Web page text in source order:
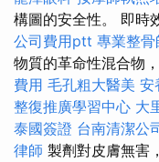
構圖的安全性。 即時
公司費用ptt 專業整骨
物質的革命性混合物
費用 毛孔粗大醫美 安
整復推廣學習中心 大
泰國簽證 台南清潔公
律師 製劑對皮膚無害